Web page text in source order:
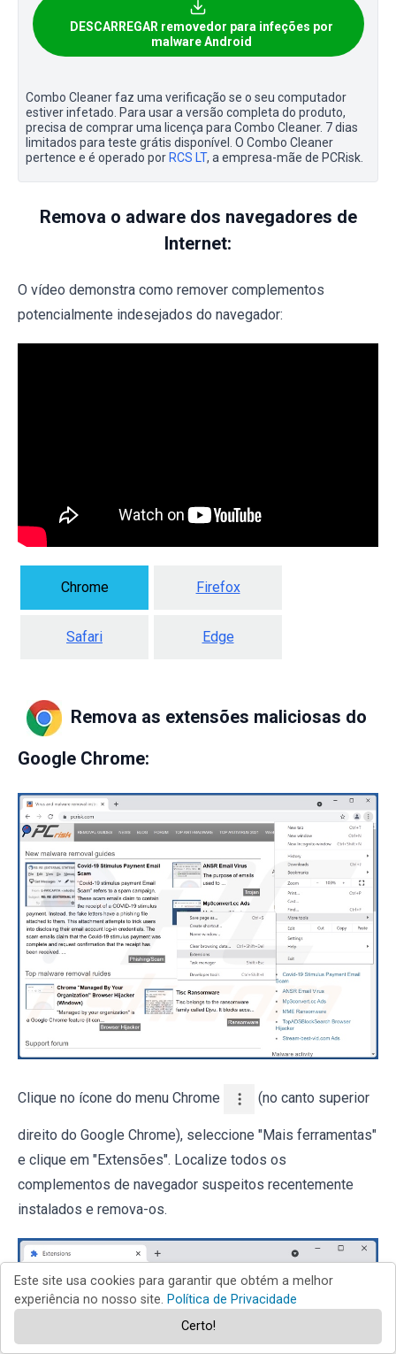
DESCARREGAR removedor para infeções por
malware Android
Combo Cleaner faz uma verificação se o seu computador
estiver infetado. Para usar a versão completa do produto,
precisa de comprar uma licença para Combo Cleaner. 7 dias
limitados para teste grátis disponível. O Combo Cleaner
pertence e é operado por RCS LT, a empresa-mãe de PCRisk.
Remova o adware dos navegadores de
Internet:
O vídeo demonstra como remover complementos
potencialmente indesejados do navegador:
Chrome Firefox
Safari Edge
Remova as extensões maliciosas do
Google Chrome:
Clique no ícone do menu Chrome (no canto superior
direito do Google Chrome), seleccione "Mais ferramentas"
e clique em "Extensões". Localize todos os
complementos de navegador suspeitos recentemente
instalados e remova-os.
Este site usa cookies para garantir que obtém a melhor
experiência no nosso site. Política de Privacidade
Certo!